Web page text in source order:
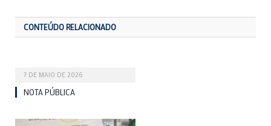
CONTEÚDO RELACIONADO
7 DE MAIO DE 2026
NOTA PÚBLICA